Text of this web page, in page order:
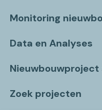
Monitoring
Data en Analyses
Nieuwbouwproject
Zoek projecten